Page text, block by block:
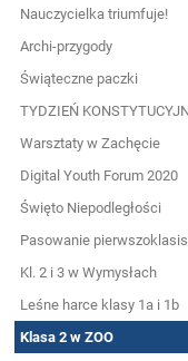
Nauczycielka triumfuje!
Archi-przygody
Świąteczne paczki
TYDZIEŃ
Warsztaty w Zachęcie
Digital Youth Forum 2020
Święto Niepodległości
Pasowanie
Kl. 2 i 3 w Wymysłach
Leśne harce klasy 1a i 1b
Klasa 2 w ZOO